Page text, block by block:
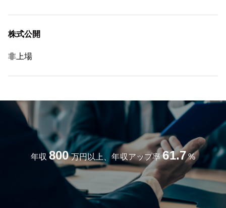
株式公開
非上場
年収 800 万円以上、年収アップ率 61.7 %